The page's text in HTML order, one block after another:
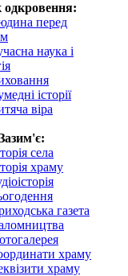
одкровення:
перед
наука і
історії
віра
села
храму
газета
храму
храму